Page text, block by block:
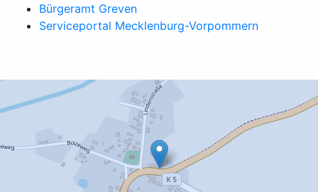
Bürgeramt Greven
Serviceportal Mecklenburg-Vorpommern